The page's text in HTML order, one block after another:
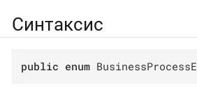
Синтаксис
public enum